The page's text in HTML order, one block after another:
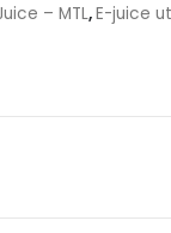
– MTL,E-juice